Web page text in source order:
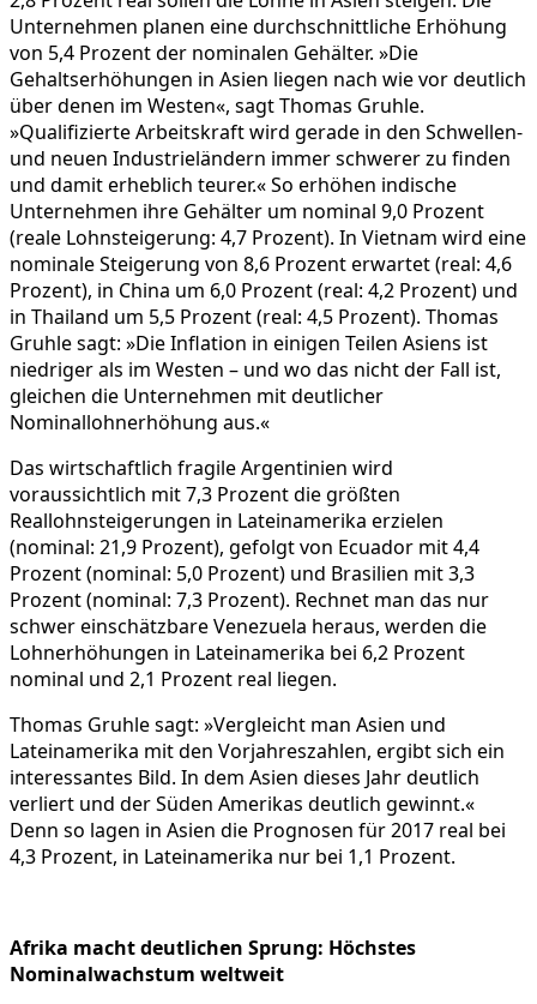
Unternehmen planen eine durchschnittliche Erhöhung
von 5,4 Prozent der nominalen Gehälter. »Die
Gehaltserhöhungen in Asien liegen nach wie vor deutlich
über denen im Westen«, sagt Thomas Gruhle.
»Qualifizierte Arbeitskraft wird gerade in den Schwellen-
und neuen Industrieländern immer schwerer zu finden
und damit erheblich teurer.« So erhöhen indische
Unternehmen ihre Gehälter um nominal 9,0 Prozent
(reale Lohnsteigerung: 4,7 Prozent). In Vietnam wird eine
nominale Steigerung von 8,6 Prozent erwartet (real: 4,6
Prozent), in China um 6,0 Prozent (real: 4,2 Prozent) und
in Thailand um 5,5 Prozent (real: 4,5 Prozent). Thomas
Gruhle sagt: »Die Inflation in einigen Teilen Asiens ist
niedriger als im Westen – und wo das nicht der Fall ist,
gleichen die Unternehmen mit deutlicher
Nominallohnerhöhung aus.«
Das wirtschaftlich fragile Argentinien wird
voraussichtlich mit 7,3 Prozent die größten
Reallohnsteigerungen in Lateinamerika erzielen
(nominal: 21,9 Prozent), gefolgt von Ecuador mit 4,4
Prozent (nominal: 5,0 Prozent) und Brasilien mit 3,3
Prozent (nominal: 7,3 Prozent). Rechnet man das nur
schwer einschätzbare Venezuela heraus, werden die
Lohnerhöhungen in Lateinamerika bei 6,2 Prozent
nominal und 2,1 Prozent real liegen.
Thomas Gruhle sagt: »Vergleicht man Asien und
Lateinamerika mit den Vorjahreszahlen, ergibt sich ein
interessantes Bild. In dem Asien dieses Jahr deutlich
verliert und der Süden Amerikas deutlich gewinnt.«
Denn so lagen in Asien die Prognosen für 2017 real bei
4,3 Prozent, in Lateinamerika nur bei 1,1 Prozent.
Afrika macht deutlichen Sprung: Höchstes
Nominalwachstum weltweit